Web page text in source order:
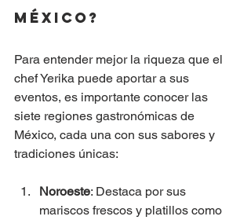
México?
Para entender mejor la riqueza que el
chef Yerika puede aportar a sus
eventos, es importante conocer las
siete regiones gastronómicas de
México, cada una con sus sabores y
tradiciones únicas:
Noroeste: Destaca por sus
mariscos frescos y platillos como